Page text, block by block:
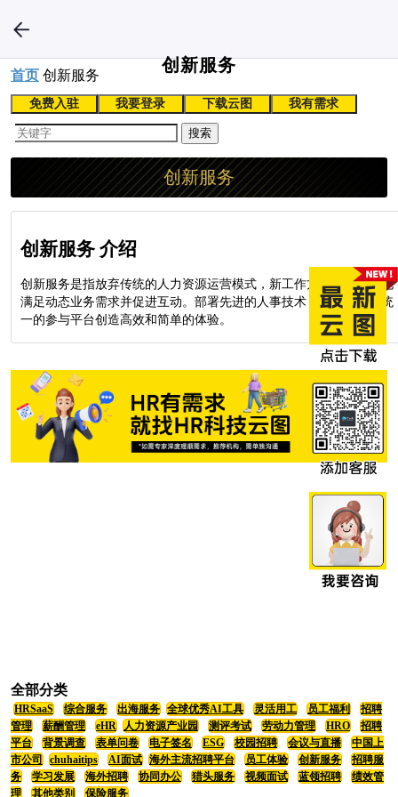
创新服务
首页 创新服务
免费入驻 我要登录 下载云图 我有需求
搜索
创新服务
创新服务 介绍
创新服务是指放弃传统的人力资源运营模式，新工作方式能够灵活地
满足动态业务需求并促进互动。部署先进的人事技术，专注于通过统
一的参与平台创造高效和简单的体验。
全部分类
HRSaaS 综合服务 出海服务 全球优秀AI工具 灵活用工 员工福利
招聘
管理
薪酬管理 eHR 人力资源产业园 测评考试 劳动力管理 HRO
招聘
平台
背景调查 表单问卷 电子签名 ESG 校园招聘 会议与直播
中国上
市公司
chuhaitips AI面试 海外主流招聘平台 员工体验 创新服务
招聘服
务
学习发展 海外招聘 协同办公 猎头服务 视频面试 蓝领招聘
绩效管
理
其他类别 保险服务